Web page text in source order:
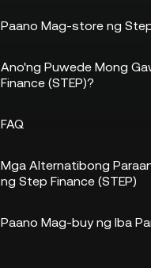
Paano Mag-store ng
Ano'ng Puwede Mong
Finance (STEP)?
FAQ
Mga Alternatibong
ng Step Finance (STEP)
Paano Mag-buy ng Iba